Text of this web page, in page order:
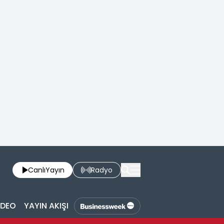
CanlıYayın Radyo
YAYIN AKIŞI